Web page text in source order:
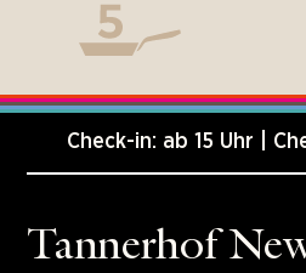
Check-in: ab 15 Uhr |
Tannerhof